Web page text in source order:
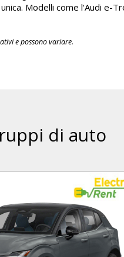
Modelli come l'Audi e-
e possono variare.
di auto